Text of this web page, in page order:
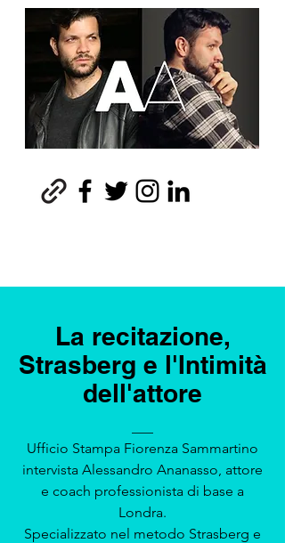
La recitazione,
Strasberg e l'Intimità
dell'attore
Ufficio Stampa Fiorenza Sammartino
intervista Alessandro Ananasso, attore
e coach professionista di base a
Londra.
Specializzato nel metodo Strasberg e